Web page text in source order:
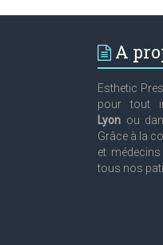
A
Esthetic
pour tout
Lyon ou
Grâce à la
et
tous nos